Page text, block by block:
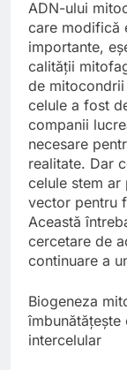
ADN-ului
care modifică
importante,
calității
de
celule a fost
companii
necesare
realitate. Dar
celule stem
vector pentru
Această
cercetare de
continuare a
Biogeneza
intercelular